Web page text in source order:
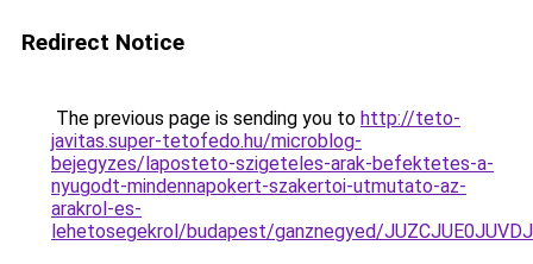
Redirect Notice
The previous page is sending you to http://teto-
javitas.super-tetofedo.hu/microblog-
bejegyzes/laposteto-szigeteles-arak-befektetes-a-
nyugodt-mindennapokert-szakertoi-utmutato-az-
arakrol-es-
lehetosegekrol/budapest/ganznegyed/